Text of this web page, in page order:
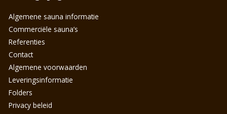
Algemene sauna informatie
Commerciële sauna’s
Referenties
Contact
Algemene voorwaarden
Leveringsinformatie
Folders
Privacy beleid